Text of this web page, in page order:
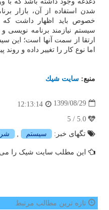
شدن استفاده از آن، بازار
سیستم نیازمند برنامه نویسی
ارتقا از سمت آنها است؛ این
اما نوع کار را تغییر داده و
منبع: سایت شیك
1399/08/29
12:13:14
تگهای خبر:
سیستم
این مطلب سایت شیک را می
تازه ترین مطالب مرتبط